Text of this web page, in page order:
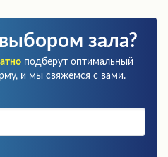
зала?
подберут оптимальный
и мы свяжемся с вами.